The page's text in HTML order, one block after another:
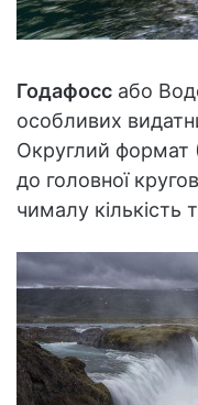
Годафосс або
особливих
Округлий формат
до головної
чималу кількість